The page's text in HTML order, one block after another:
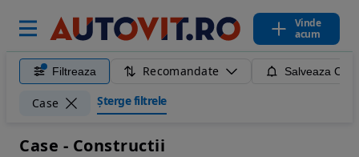
Vinde
acum
Filtreaza Recomandate Salveaza
Case Șterge filtrele
Case - Constructii